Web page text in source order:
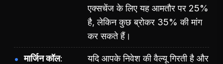
एक्सचेंज के लिए यह आमतौर पर 25%
है, लेकिन कुछ ब्रोकर 35% की मांग
कर सकते हैं।
मार्जिन कॉल
यदि आपके निवेश की वैल्यू गिरती है और